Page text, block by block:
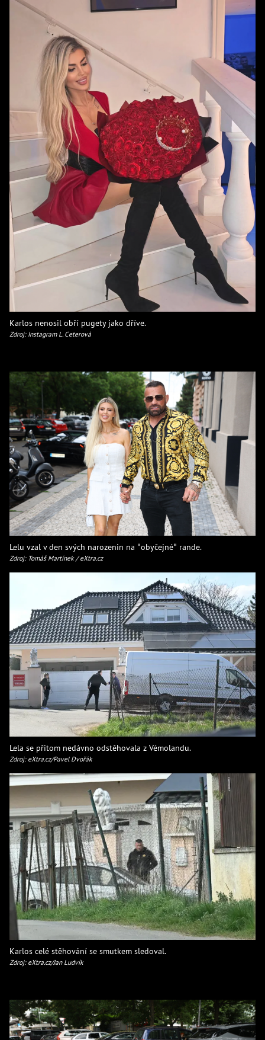
Karlos nenosil obří pugety jako dříve.
Zdroj: Instagram L. Ceterová
Lelu vzal v den svých narozenin na "obyčejné" rande.
Zdroj: Tomáš Martínek / eXtra.cz
Lela se přitom nedávno odstěhovala z Vémolandu.
Zdroj: eXtra.cz/Pavel Dvořák
Karlos celé stěhování se smutkem sledoval.
Zdroj: eXtra.cz/Jan Ludvík